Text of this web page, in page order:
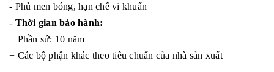
- Phủ men bóng, hạn chế vi khuẩn
- Thời gian bảo hành:
+ Phần sứ: 10 năm
+ Các bộ phận khác theo tiêu chuẩn của nhà sản xuất